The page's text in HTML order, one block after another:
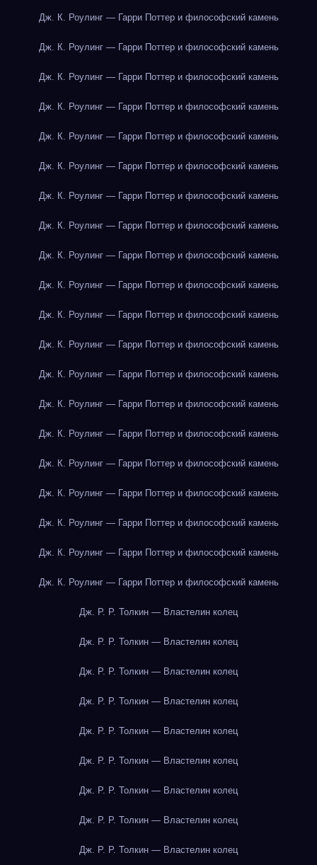
Дж. К. Роулинг — Гарри Поттер и философский камень
Дж. К. Роулинг — Гарри Поттер и философский камень
Дж. К. Роулинг — Гарри Поттер и философский камень
Дж. К. Роулинг — Гарри Поттер и философский камень
Дж. К. Роулинг — Гарри Поттер и философский камень
Дж. К. Роулинг — Гарри Поттер и философский камень
Дж. К. Роулинг — Гарри Поттер и философский камень
Дж. К. Роулинг — Гарри Поттер и философский камень
Дж. К. Роулинг — Гарри Поттер и философский камень
Дж. К. Роулинг — Гарри Поттер и философский камень
Дж. К. Роулинг — Гарри Поттер и философский камень
Дж. К. Роулинг — Гарри Поттер и философский камень
Дж. К. Роулинг — Гарри Поттер и философский камень
Дж. К. Роулинг — Гарри Поттер и философский камень
Дж. К. Роулинг — Гарри Поттер и философский камень
Дж. К. Роулинг — Гарри Поттер и философский камень
Дж. К. Роулинг — Гарри Поттер и философский камень
Дж. К. Роулинг — Гарри Поттер и философский камень
Дж. К. Роулинг — Гарри Поттер и философский камень
Дж. К. Роулинг — Гарри Поттер и философский камень
Дж. Р. Р. Толкин — Властелин колец
Дж. Р. Р. Толкин — Властелин колец
Дж. Р. Р. Толкин — Властелин колец
Дж. Р. Р. Толкин — Властелин колец
Дж. Р. Р. Толкин — Властелин колец
Дж. Р. Р. Толкин — Властелин колец
Дж. Р. Р. Толкин — Властелин колец
Дж. Р. Р. Толкин — Властелин колец
Дж. Р. Р. Толкин — Властелин колец